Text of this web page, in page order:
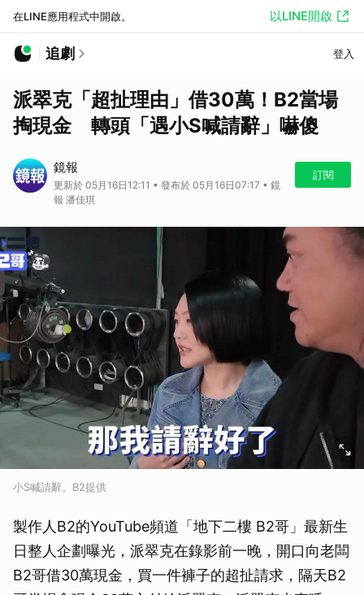
在LINE應用程式中開啟。 以LINE開啟
追劇 登入
派翠克「超扯理由」借30萬！B2當場
掏現金 轉頭「遇小S喊請辭」嚇傻
鏡報
更新於 05月16日12:11 • 發布於 05月16日07:17 • 鏡
報 潘佳琪
訂閱
小S喊請辭。B2提供
製作人B2的YouTube頻道「地下二樓 B2哥」最新生
日整人企劃曝光，派翠克在錄影前一晚，開口向老闆
B2哥借30萬現金，買一件褲子的超扯請求，隔天B2